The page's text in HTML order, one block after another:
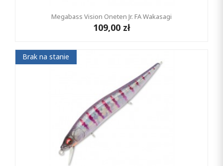
Megabass Vision Oneten Jr. FA Wakasagi
109,00 zł
Brak na stanie